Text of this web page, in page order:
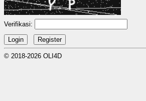
Verifikasi:
© 2018-2026 OLI4D